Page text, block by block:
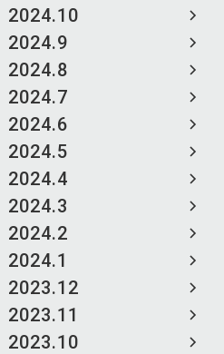
2024.10
2024.9
2024.8
2024.7
2024.6
2024.5
2024.4
2024.3
2024.2
2024.1
2023.12
2023.11
2023.10